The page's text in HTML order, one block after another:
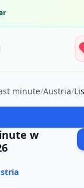
minute/Austria/
w